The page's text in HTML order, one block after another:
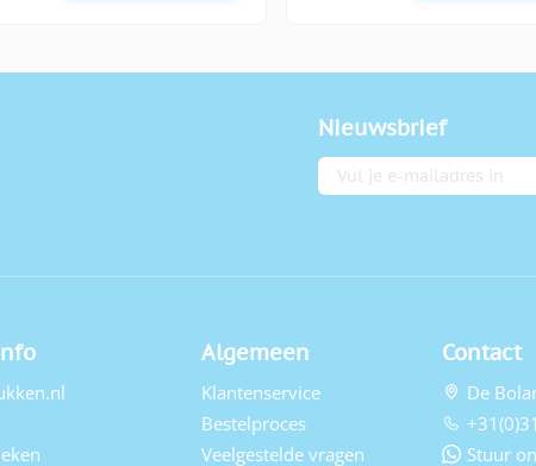
Nieuwsbrief
E-mailadres
Algemeen
Klantenservice
Bestelproces
Veelgestelde vragen
Contact
De
Stuur